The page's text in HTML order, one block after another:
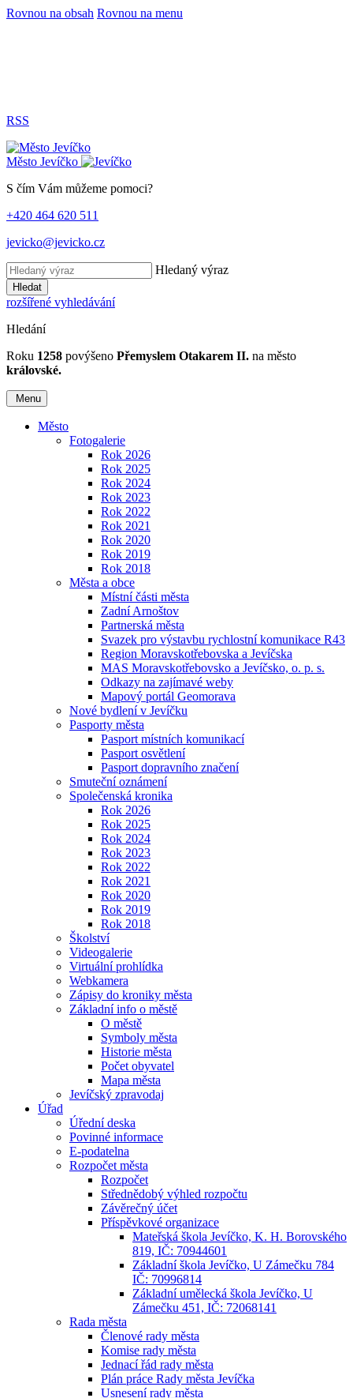
Rovnou na obsah Rovnou na menu
RSS
Město Jevíčko
S čím Vám můžeme pomoci?
+420 464 620 511
jevicko@jevicko.cz
Hledaný výraz
Hledat
rozšířené vyhledávání
Hledání
Roku 1258 povýšeno Přemyslem Otakarem II. na město
královské.
Menu
Město
Fotogalerie
Rok 2026
Rok 2025
Rok 2024
Rok 2023
Rok 2022
Rok 2021
Rok 2020
Rok 2019
Rok 2018
Města a obce
Místní části města
Zadní Arnoštov
Partnerská města
Svazek pro výstavbu rychlostní komunikace R43
Region Moravskotřebovska a Jevíčska
MAS Moravskotřebovsko a Jevíčsko, o. p. s.
Odkazy na zajímavé weby
Mapový portál Geomorava
Nové bydlení v Jevíčku
Pasporty města
Pasport místních komunikací
Pasport osvětlení
Pasport dopravního značení
Smuteční oznámení
Společenská kronika
Rok 2026
Rok 2025
Rok 2024
Rok 2023
Rok 2022
Rok 2021
Rok 2020
Rok 2019
Rok 2018
Školství
Videogalerie
Virtuální prohlídka
Webkamera
Zápisy do kroniky města
Základní info o městě
O městě
Symboly města
Historie města
Počet obyvatel
Mapa města
Jevíčský zpravodaj
Úřad
Úřední deska
Povinné informace
E-podatelna
Rozpočet města
Rozpočet
Střednědobý výhled rozpočtu
Závěrečný účet
Příspěvkové organizace
Mateřská škola Jevíčko, K. H. Borovského
819, IČ: 70944601
Základní škola Jevíčko, U Zámečku 784
IČ: 70996814
Základní umělecká škola Jevíčko, U
Zámečku 451, IČ: 72068141
Rada města
Členové rady města
Komise rady města
Jednací řád rady města
Plán práce Rady města Jevíčka
Usnesení rady města